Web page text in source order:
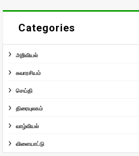
Categories
அறிவியல்
சுவாரசியம்
செய்தி
திரையுலகம்
வாழ்வியல்
விளையாட்டு